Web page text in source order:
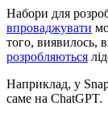
Набори для
впроваджувати
того, виявилось,
розробляються
Наприклад, у
саме на ChatGPT.